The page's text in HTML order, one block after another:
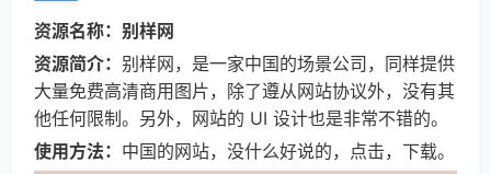
资源名称：别样网
资源简介： 别样网，是一家中国的场景公司，同样提供
大量免费高清商用图片，除了遵从网站协议外，没有其
他任何限制。另外，网站的 UI 设计也是非常不错的。
使用方法： 中国的网站，没什么好说的，点击，下载。